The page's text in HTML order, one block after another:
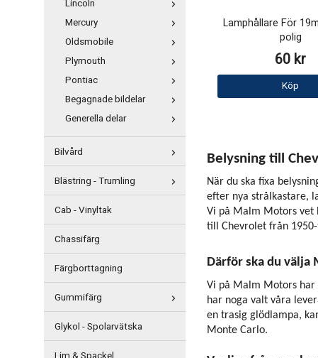
Lincoln
Mercury
Oldsmobile
Plymouth
Pontiac
Begagnade bildelar
Generella delar
Bilvård
Blästring - Trumling
Cab - Vinyltak
Chassifärg
Färgborttagning
Gummifärg
Glykol - Spolarvätska
Lamphållare För
polig
60 kr
Köp
Belysning till
När du ska fixa
efter nya strålkastare,
Vi på Malm Motors vet
till Chevrolet från
Därför ska du
Vi på Malm Motors har
har noga valt våra
en trasig glödlampa,
Monte Carlo.